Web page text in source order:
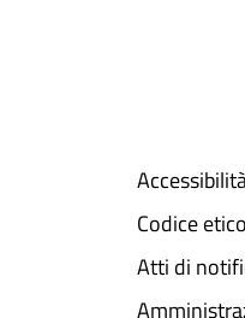
Codice etico
Atti di